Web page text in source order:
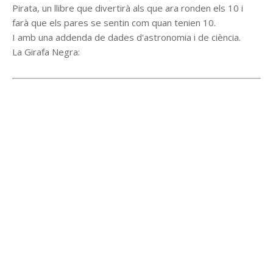
Pirata, un llibre que divertirà als que ara ronden els 10 i
farà que els pares se sentin com quan tenien 10.
I amb una addenda de dades d'astronomia i de ciència.
La Girafa Negra: